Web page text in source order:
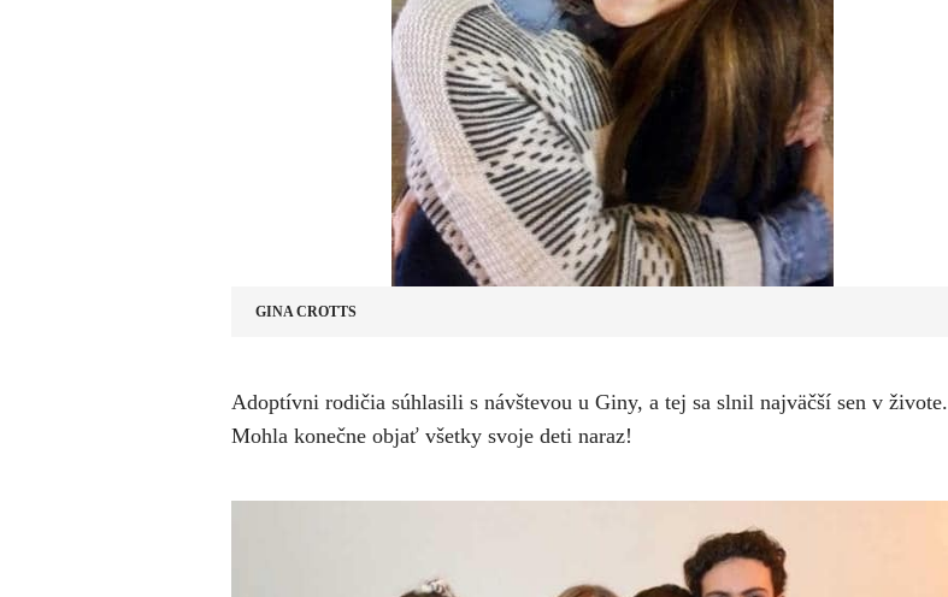
GINA CROTTS
​Adoptívni rodičia súhlasili s návštevou u Giny, a tej sa slnil najväčší sen v živote.
Mohla konečne objať všetky svoje deti naraz!